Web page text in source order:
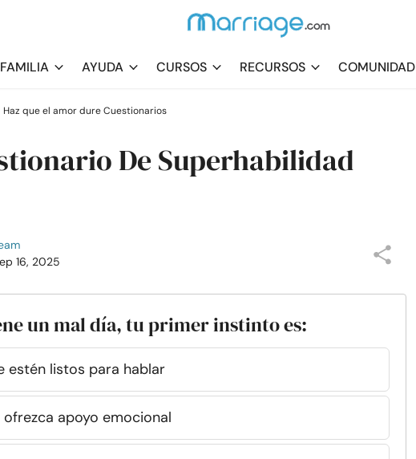
FAMILIA AYUDA CURSOS RECURSOS COMUNIDAD
Haz que el amor dure Cuestionarios
De Superhabilidad
16, 2025
un mal día, tu primer instinto es:
estén listos para hablar
apoyo emocional